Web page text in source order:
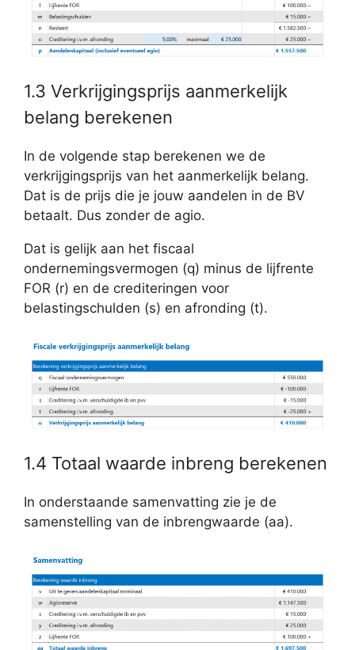
1.3 Verkrijgingsprijs aanmerkelijk
belang berekenen
In de volgende stap berekenen we de
verkrijgingsprijs van het aanmerkelijk belang.
Dat is de prijs die je jouw aandelen in de BV
betaalt. Dus zonder de agio.
Dat is gelijk aan het fiscaal
ondernemingsvermogen (q) minus de lijfrente
FOR (r) en de crediteringen voor
belastingschulden (s) en afronding (t).
1.4 Totaal waarde inbreng berekenen
In onderstaande samenvatting zie je de
samenstelling van de inbrengwaarde (aa).